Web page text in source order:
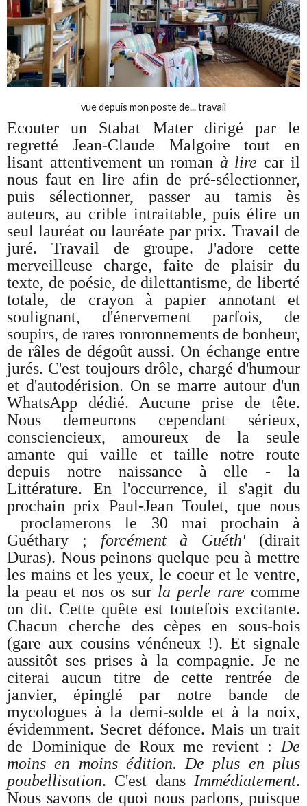
vue depuis mon poste de... travail
Ecouter un Stabat Mater dirigé par le
regretté Jean-Claude Malgoire tout en
lisant attentivement un roman à lire car il
nous faut en lire afin de pré-sélectionner,
puis sélectionner, passer au tamis ès
auteurs, au crible intraitable, puis élire un
seul lauréat ou lauréate par prix. Travail de
juré. Travail de groupe. J'adore cette
merveilleuse charge, faite de plaisir du
texte, de poésie, de dilettantisme, de liberté
totale, de crayon à papier annotant et
soulignant, d'énervement parfois, de
soupirs, de rares ronronnements de bonheur,
de râles de dégoût aussi. On échange entre
jurés. C'est toujours drôle, chargé d'humour
et d'autodérision. On se marre autour d'un
WhatsApp dédié. Aucune prise de tête.
Nous demeurons cependant sérieux,
consciencieux, amoureux de la seule
amante qui vaille et taille notre route
depuis notre naissance à elle - la
Littérature. En l'occurrence, il s'agit du
prochain prix Paul-Jean Toulet, que nous
proclamerons le 30 mai prochain à
Guéthary ; forcément à Guéth'(dirait
Duras). Nous peinons quelque peu à mettre
les mains et les yeux, le coeur et le ventre,
la peau et nos os sur la perle rare comme
on dit. Cette quête est toutefois excitante.
Chacun cherche des cèpes en sous-bois
(gare aux cousins vénéneux !). Et signale
aussitôt ses prises à la compagnie. Je ne
citerai aucun titre de cette rentrée de
janvier, épinglé par notre bande de
mycologues à la demi-solde et à la noix,
évidemment. Secret défonce. Mais un trait
de Dominique de Roux me revient : De
moins en moins édition. De plus en plus
poubellisation. C'est dans Immédiatement.
Nous savons de quoi nous parlons, puisque